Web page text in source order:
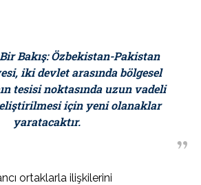
Bakış: Özbekistan-Pakistan
iki devlet arasında bölgesel
tesisi noktasında uzun vadeli
için yeni olanaklar
yaratacaktır.
ortaklarla ilişkilerini